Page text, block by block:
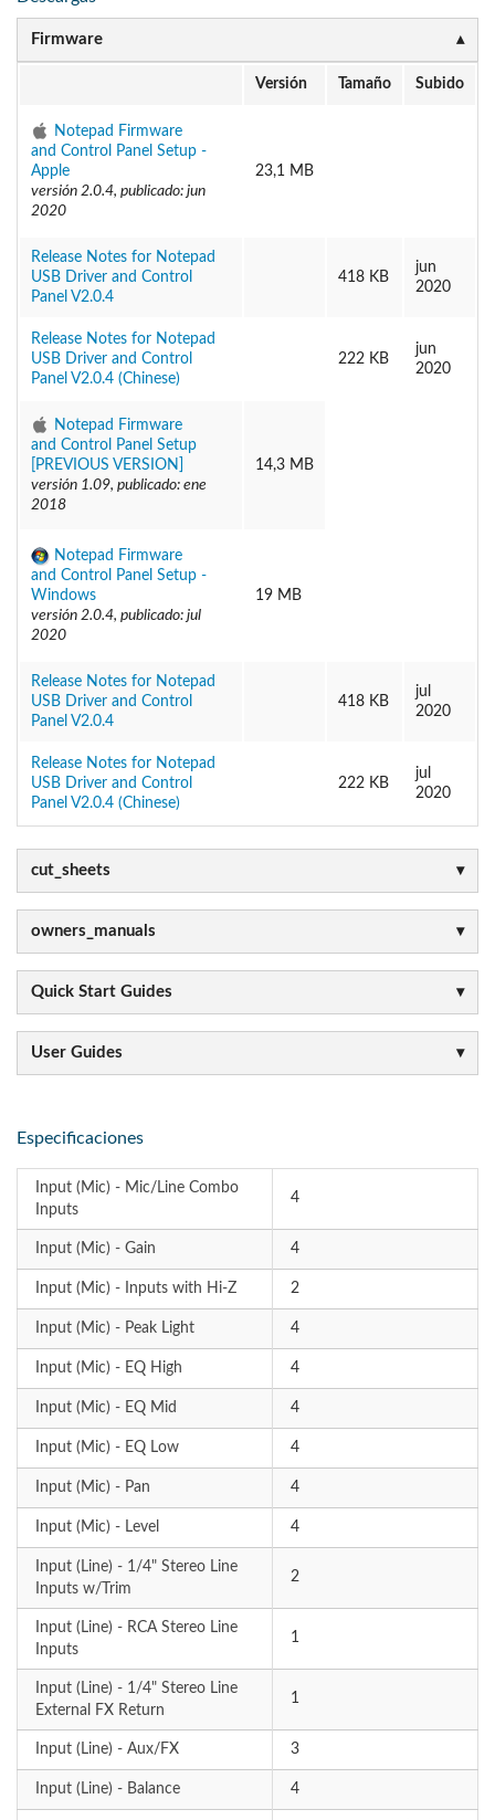
Firmware
Versión Tamaño Subido
Notepad Firmware
and Control Panel Setup -
Apple
versión 2.0.4, publicado: jun
2020
23,1 MB
Release Notes for Notepad
USB Driver and Control
Panel V2.0.4
418 KB
jun
2020
Release Notes for Notepad
USB Driver and Control
Panel V2.0.4 (Chinese)
222 KB
jun
2020
Notepad Firmware
and Control Panel Setup
[PREVIOUS VERSION]
versión 1.09, publicado: ene
2018
14,3 MB
Notepad Firmware
and Control Panel Setup -
Windows
versión 2.0.4, publicado: jul
2020
19 MB
Release Notes for Notepad
USB Driver and Control
Panel V2.0.4
418 KB
jul
2020
Release Notes for Notepad
USB Driver and Control
Panel V2.0.4 (Chinese)
222 KB
jul
2020
cut_sheets
owners_manuals
Quick Start Guides
User Guides
Especificaciones
Input (Mic) - Mic/Line Combo
Inputs
4
Input (Mic) - Gain 4
Input (Mic) - Inputs with Hi-Z 2
Input (Mic) - Peak Light 4
Input (Mic) - EQ High 4
Input (Mic) - EQ Mid 4
Input (Mic) - EQ Low 4
Input (Mic) - Pan 4
Input (Mic) - Level 4
Input (Line) - 1/4" Stereo Line
Inputs w/Trim
2
Input (Line) - RCA Stereo Line
Inputs
1
Input (Line) - 1/4" Stereo Line
External FX Return
1
Input (Line) - Aux/FX 3
Input (Line) - Balance 4